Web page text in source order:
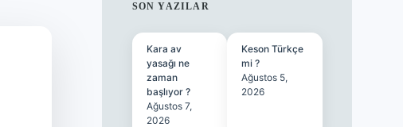
SIDEBAR
SON YAZILAR
Kara av
yasağı ne
zaman
başlıyor ?
Ağustos 7,
2026
Keson Türkçe
mi ?
Ağustos 5,
2026